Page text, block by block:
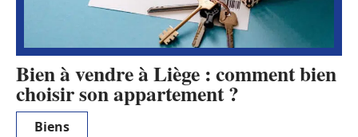
Bien à vendre à Liège : comment bien
choisir son appartement ?
Biens